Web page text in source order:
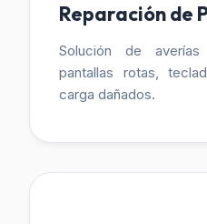
Reparación de
Solución de
pantallas rotas,
carga dañados.